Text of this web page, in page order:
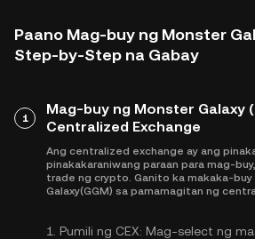
Paano Mag-buy ng Monster
Step-by-Step na Gabay
1
Mag-buy ng Monster Galaxy
Centralized Exchange
Ang centralized exchange ay ang
pinakakaraniwang paraan para mag-
trade ng crypto. Ganito ka makaka-
Galaxy(GGM) sa pamamagitan ng
1. Pumili ng CEX: Mag-select ng